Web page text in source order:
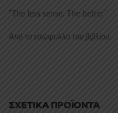
”The less sense. The better”
Από το εσώφυλλο του βιβλίου.
ΣΧΕΤΙΚΆ ΠΡΟΪΌΝΤΑ